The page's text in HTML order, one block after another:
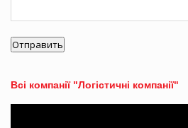
Всі компанії "Логістичні компанії"